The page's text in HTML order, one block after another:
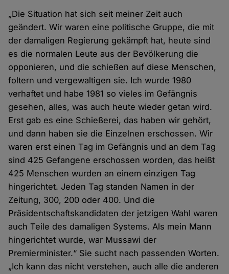
„Die Situation hat sich seit meiner Zeit auch
geändert. Wir waren eine politische Gruppe, die mit
der damaligen Regierung gekämpft hat, heute sind
es die normalen Leute aus der Bevölkerung die
opponieren, und die schießen auf diese Menschen,
foltern und vergewaltigen sie. Ich wurde 1980
verhaftet und habe 1981 so vieles im Gefängnis
gesehen, alles, was auch heute wieder getan wird.
Erst gab es eine Schießerei, das haben wir gehört,
und dann haben sie die Einzelnen erschossen. Wir
waren erst einen Tag im Gefängnis und an dem Tag
sind 425 Gefangene erschossen worden, das heißt
425 Menschen wurden an einem einzigen Tag
hingerichtet. Jeden Tag standen Namen in der
Zeitung, 300, 200 oder 400. Und die
Präsidentschaftskandidaten der jetzigen Wahl waren
auch Teile des damaligen Systems. Als mein Mann
hingerichtet wurde, war Mussawi der
Premierminister.“ Sie sucht nach passenden Worten.
„Ich kann das nicht verstehen, auch alle die anderen